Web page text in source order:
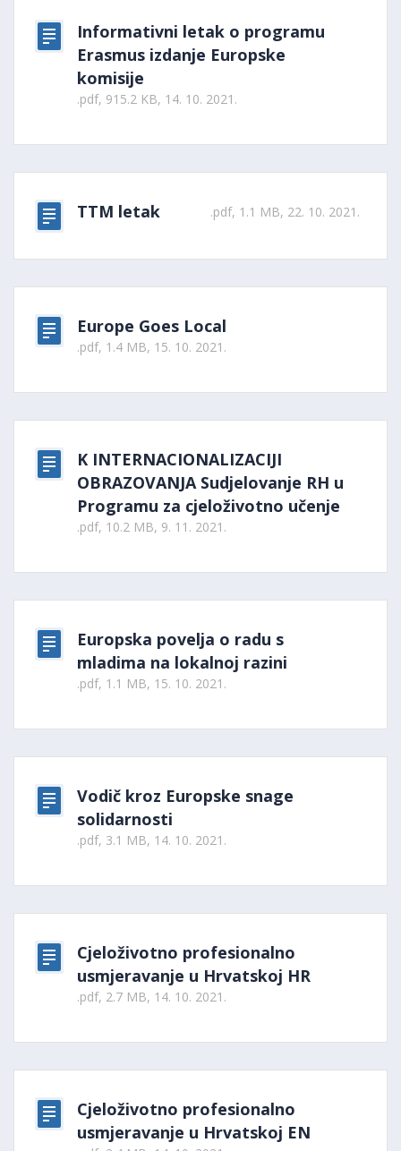
Informativni letak o programu
Erasmus izdanje Europske
komisije
.pdf, 915.2 KB, 14. 10. 2021.
TTM letak .pdf, 1.1 MB, 22. 10. 2021.
Europe Goes Local
.pdf, 1.4 MB, 15. 10. 2021.
K INTERNACIONALIZACIJI
OBRAZOVANJA Sudjelovanje RH u
Programu za cjeloživotno učenje
.pdf, 10.2 MB, 9. 11. 2021.
Europska povelja o radu s
mladima na lokalnoj razini
.pdf, 1.1 MB, 15. 10. 2021.
Vodič kroz Europske snage
solidarnosti
.pdf, 3.1 MB, 14. 10. 2021.
Cjeloživotno profesionalno
usmjeravanje u Hrvatskoj HR
.pdf, 2.7 MB, 14. 10. 2021.
Cjeloživotno profesionalno
usmjeravanje u Hrvatskoj EN